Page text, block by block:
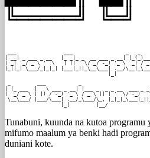
╚═════╝ ╚═╝
| __| _ ___ _ __   |_ _|_ _  __ ___ _ __|
| _| '_/ _ \ '  \   | || ' \/ _/ -_) '_ \  _| /
|_||_| \___/_|_|_| |___|_||_\__\___| .__/
| |_ ___  |   \ ___ _ __| |___ _  _ _ __  ___ _
|  _/ _ \ | |) / -_) '_ \ / _ \ || | '  \/ -_) ' \
\__\___/ |___/\___| .__/_\___/\_,
|_|
Tunabuni, kuunda na kutoa
mifumo maalum ya benki hadi
duniani kote.